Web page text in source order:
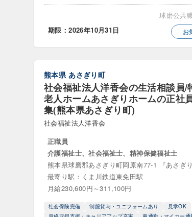
球磨公共
期限：2026年10月31日
お
熊本県 あさぎり町
社会福祉法人洋香会の生活相談員/
老人ホームあさぎりホームの正社
集(熊本県あさぎり町)
社会福祉法人洋香会
正職員
介護福祉士、社会福祉士、精神保健福祉士
熊本県球磨郡あさぎり町岡原南77-1 『あさぎり
最寄り駅：くま川鉄道東免田駅
月給230,600円～311,100円
社会保険完備 制服貸与・ユニフォームあり
見学OK